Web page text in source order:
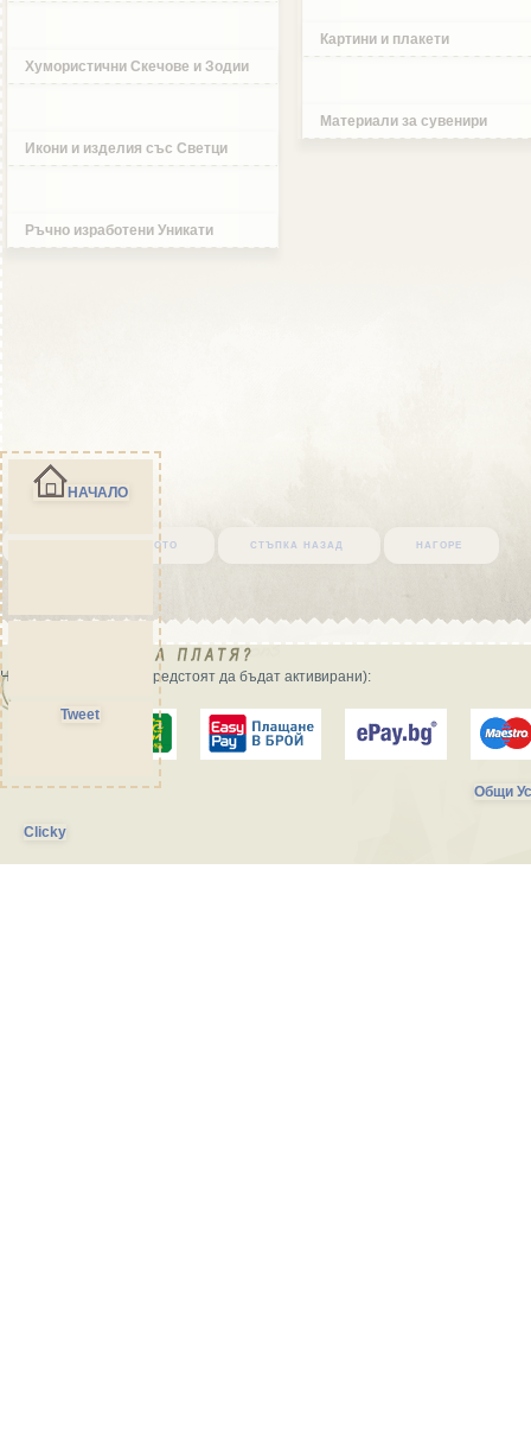
Хумористични Скечове и Зодии
Икони и изделия със Светци
Ръчно изработени Уникати
Картини и плакети
Материали за сувенири
върни се в началото стъпка назад нагоре
Начини на плащане (предстоят да бъдат активирани):
Общи
Clicky
НАЧАЛО
Tweet